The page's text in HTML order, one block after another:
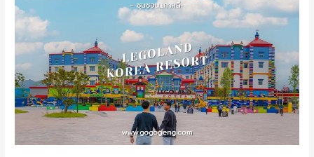
Legoland
เกาหลี
เมือง
ชุน
ชอน
จัง
หวัด